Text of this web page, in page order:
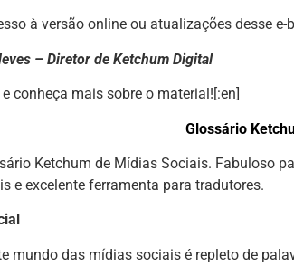
à versão online ou atualizações desse e-
– Diretor de Ketchum Digital
e conheça mais sobre o material![:en]
Glossário
Ketchum de Mídias Sociais. Fabuloso
e excelente ferramenta para tradutores.
mundo das mídias sociais é repleto de